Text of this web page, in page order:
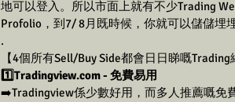
地可以登入。所以市面上就有不少Trading
Profolio，到7/ 8月既時候，你就可以儲儲埋
.
【4個所有Sell/Buy Side都會日日睇嘅Trading
1️⃣Tradingview.com - 免費易用
➡️Tradingview係少數好用，而多人推薦嘅免